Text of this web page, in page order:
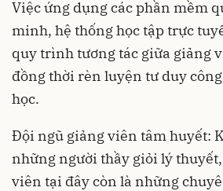
Việc ứng dụng các phần mềm
minh, hệ thống học tập trực
quy trình tương tác giữa giảng
đồng thời rèn luyện tư duy
học.
Đội ngũ giảng viên tâm huyết:
những người thầy giỏi lý
viên tại đây còn là những